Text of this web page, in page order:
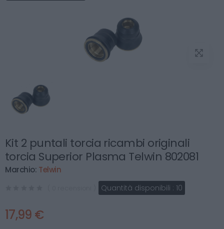
Kit 2 puntali torcia ricambi originali
torcia Superior Plasma Telwin 802081
Marchio: Telwin
Quantità disponibili : 10
17,99 €